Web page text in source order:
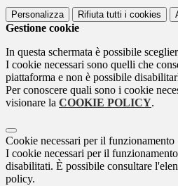
Personalizza Rifiuta tutti i cookies
Gestione cookie
In questa schermata è possibile
I cookie necessari sono quelli che
piattaforma e non è possibile
Per conoscere quali sono i cookie
visionare la COOKIE POLICY.
Cookie necessari per il funzionamento
I cookie necessari per il
disabilitati. È possibile consultare
policy.